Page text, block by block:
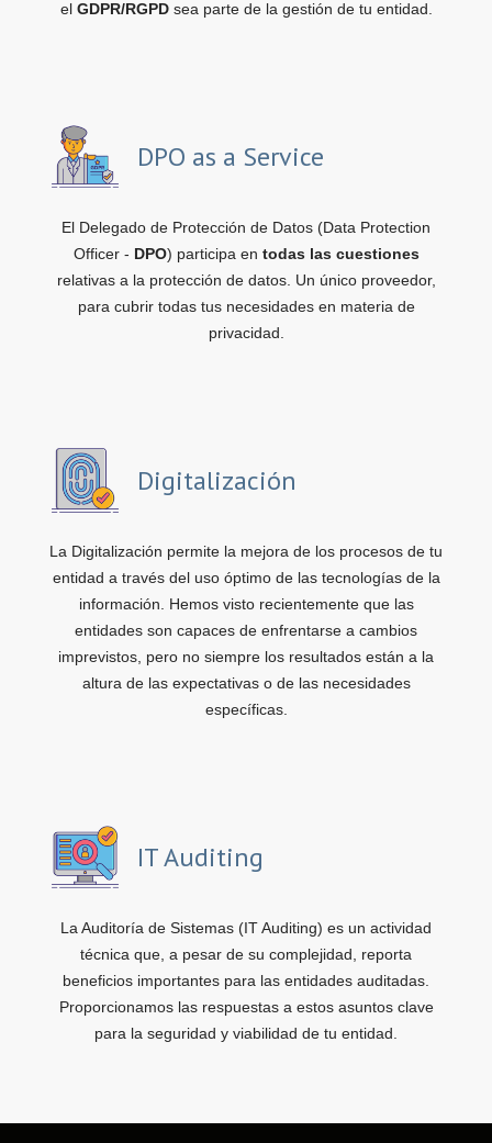
el GDPR/RGPDsea parte de la gestión de tu entidad.
DPO as a Service
El Delegado de Protección de Datos (Data Protection
Officer - DPO) participa en todas las cuestiones
relativas a la protección de datos. Un único proveedor,
para cubrir todas tus necesidades en materia de
privacidad.
Digitalización
La Digitalización permite la mejora de los procesos de tu
entidad a través del uso óptimo de las tecnologías de la
información. Hemos visto recientemente que las
entidades son capaces de enfrentarse a cambios
imprevistos, pero no siempre los resultados están a la
altura de las expectativas o de las necesidades
específicas.
IT Auditing
La Auditoría de Sistemas (IT Auditing) es un actividad
técnica que, a pesar de su complejidad, reporta
beneficios importantes para las entidades auditadas.
Proporcionamos las respuestas a estos asuntos clave
para la seguridad y viabilidad de tu entidad.